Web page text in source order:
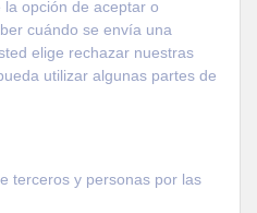
opción de aceptar o
cuándo se envía una
elige rechazar nuestras
utilizar algunas partes de
terceros y personas por las